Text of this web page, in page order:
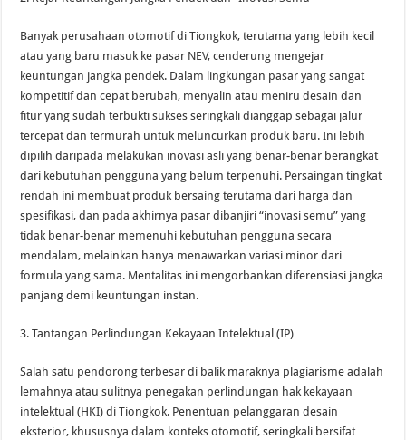
Banyak perusahaan otomotif di Tiongkok, terutama yang lebih kecil
atau yang baru masuk ke pasar NEV, cenderung mengejar
keuntungan jangka pendek. Dalam lingkungan pasar yang sangat
kompetitif dan cepat berubah, menyalin atau meniru desain dan
fitur yang sudah terbukti sukses seringkali dianggap sebagai jalur
tercepat dan termurah untuk meluncurkan produk baru. Ini lebih
dipilih daripada melakukan inovasi asli yang benar-benar berangkat
dari kebutuhan pengguna yang belum terpenuhi. Persaingan tingkat
rendah ini membuat produk bersaing terutama dari harga dan
spesifikasi, dan pada akhirnya pasar dibanjiri “inovasi semu” yang
tidak benar-benar memenuhi kebutuhan pengguna secara
mendalam, melainkan hanya menawarkan variasi minor dari
formula yang sama. Mentalitas ini mengorbankan diferensiasi jangka
panjang demi keuntungan instan.
3. Tantangan Perlindungan Kekayaan Intelektual (IP)
Salah satu pendorong terbesar di balik maraknya plagiarisme adalah
lemahnya atau sulitnya penegakan perlindungan hak kekayaan
intelektual (HKI) di Tiongkok. Penentuan pelanggaran desain
eksterior, khususnya dalam konteks otomotif, seringkali bersifat